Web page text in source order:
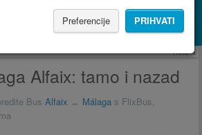
Preferencije PRIHVATI
s Booking.com
Reklama
Alfaix: tamo i nazad
Bus Alfaix ↔ Málaga s FlixBus,